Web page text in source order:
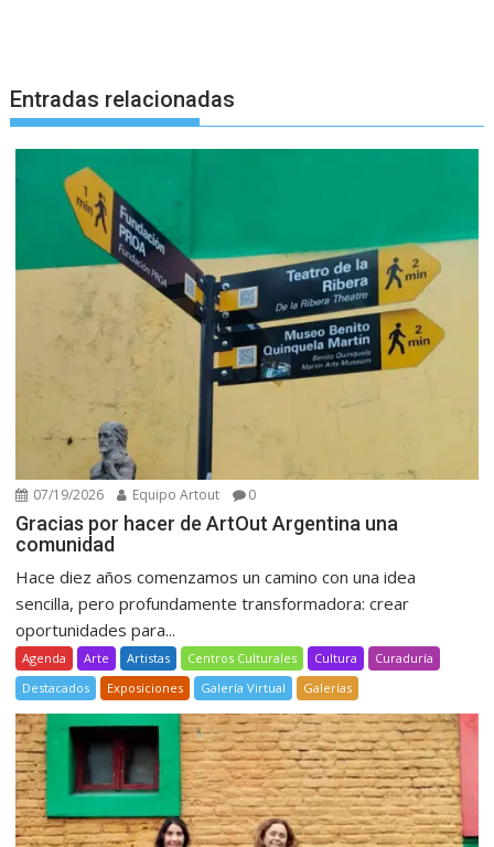
Entradas relacionadas
07/19/2026 Equipo Artout 0
Gracias por hacer de ArtOut Argentina una
comunidad
Hace diez años comenzamos un camino con una idea
sencilla, pero profundamente transformadora: crear
oportunidades para...
Agenda Arte Artistas Centros Culturales Cultura
Curaduría
Destacados
Exposiciones Galería Virtual Galerías